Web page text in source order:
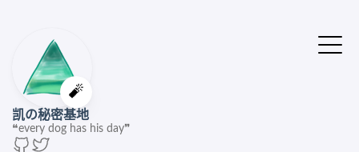
🧨
凯の秘密基地
❝every dog has his day❞